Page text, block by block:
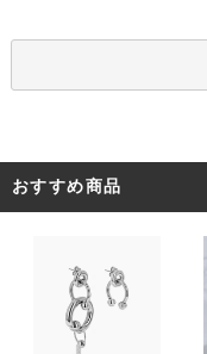
おすすめ商品